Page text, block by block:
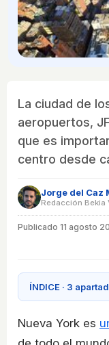
La ciudad de
aeropuertos,
que es
centro desde
Jorge del Caz
Redacción Bekia
Publicado 11 agosto
ÍNDICE · 3
Nueva York es